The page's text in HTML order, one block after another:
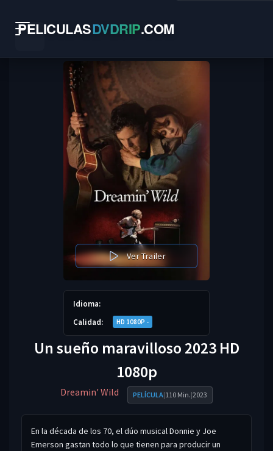
PELICULASDVDRIP.COM
Ver Trailer
Idioma:
Calidad:
HD 1080P -
Un sueño maravilloso 2023 HD
1080p
Dreamin' Wild PELÍCULA|110 Min.|2023
En la década de los 70, el dúo musical Donnie y Joe
Emerson gastan todo lo que tienen para producir un